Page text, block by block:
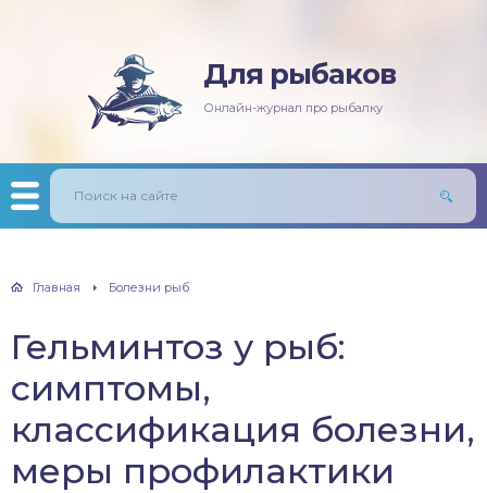
Для рыбаков
Онлайн-журнал про рыбалку
Главная Болезни рыб
Гельминтоз у рыб:
симптомы,
классификация болезни,
меры профилактики
рыбалка
рыбалкаснасть
и донки
билет